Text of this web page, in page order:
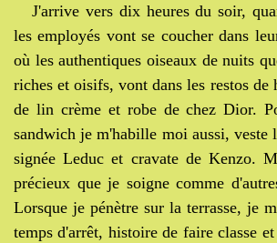
J'arrive vers dix heures du soir,
les employés vont se coucher dans
où les authentiques oiseaux de nuits
riches et oisifs, vont dans les restos de
de lin crème et robe de chez Dior.
sandwich je m'habille moi aussi, veste
signée Leduc et cravate de Kenzo.
précieux que je soigne comme
Lorsque je pénètre sur la terrasse, je
temps d'arrêt, histoire de faire classe